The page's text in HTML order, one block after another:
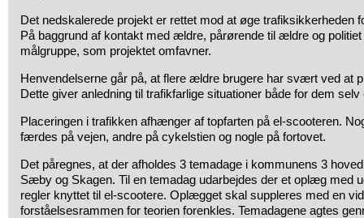
Det nedskalerede projekt er rettet mod at øge trafiksikkerheden
På baggrund af kontakt med ældre, pårørende til ældre og
målgruppe, som projektet omfavner.
Henvendelserne går på, at flere ældre brugere har svært ved at
Dette giver anledning til trafikfarlige situationer både for dem selv
Placeringen i trafikken afhænger af topfarten på el-scooteren.
færdes på vejen, andre på cykelstien og nogle på fortovet.
Det påregnes, at der afholdes 3 temadage i kommunens 3
Sæby og Skagen. Til en temadag udarbejdes der et oplæg med
regler knyttet til el-scootere. Oplægget skal suppleres med en
forståelsesrammen for teorien forenkles. Temadagene agtes